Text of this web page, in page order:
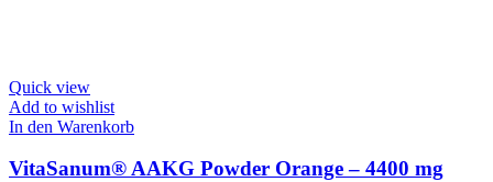
Quick view
Add to wishlist
In den Warenkorb
VitaSanum® AAKG Powder Orange – 4400 mg